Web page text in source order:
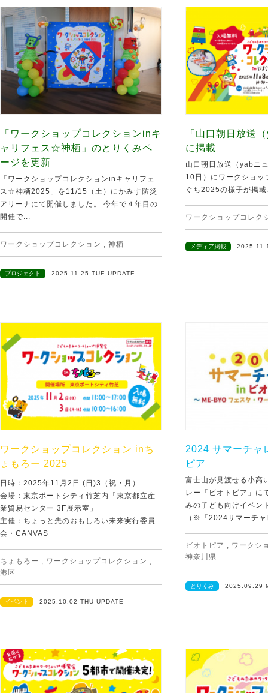
「ワークショップコレクションinキ
ャリフェス☆神栖」のとりくみペ
ージを更新
「ワークショップコレクションinキャリフェ
ス☆神栖2025」を11/15（土）にかみす防災
アリーナにて開催しました。 今年で４年目の
開催で...
ワークショップコレクション , 神栖
プロジェクト 2025.11.25 TUE UPDATE
「山口朝日放送
に掲載
山口朝日放送（yabニ
10日）にワークショ
ぐち2025の様子が掲
ワークショップコレク
メディア掲載
ワークショップコレクション inち
ょもろー 2025
日時：2025年11月2日 (日)3（祝・月）
会場：東京ポートシティ竹芝内「東京都立産
業貿易センター 3F展示室」
主催：ちょっと先のおもしろい未来実行委員
会・CANVAS
ちょもろー , ワークショップコレクション ,
港区
イベント 2025.10.02 THU UPDATE
2024 サマーチャ
ピア
富士山が見渡せる小高
レー「ビオトピア」に
みの子ども向けイベン
（※「2024サマーチ
ビオトピア , ワークシ
神奈川県
とりくみ 2025.09.29